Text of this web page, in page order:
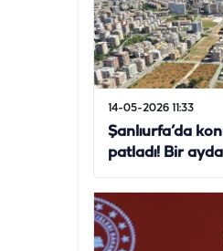
14-05-2026 11:33
Şanlıurfa’da
patladı! Bir